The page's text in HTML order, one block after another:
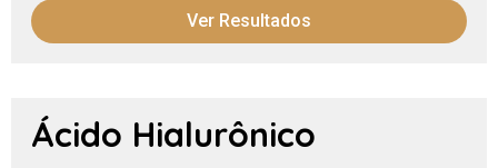
Ver Resultados
Ácido Hialurônico